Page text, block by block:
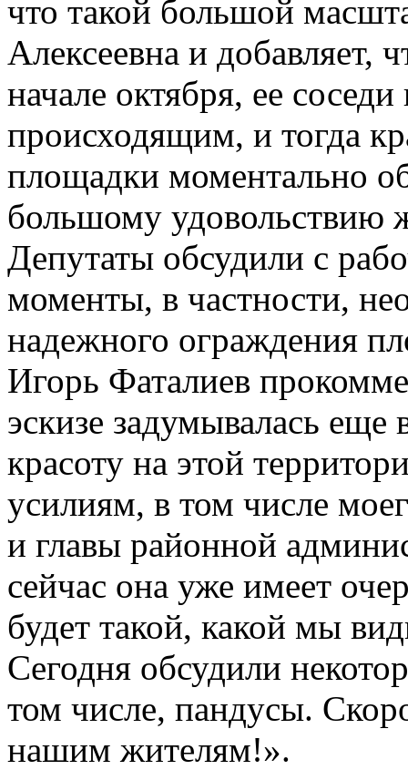
что такой большой
Алексеевна и добавляет,
начале октября, ее
происходящим, и тогда
площадки моментально
большому удовольствию
Депутаты обсудили с
моменты, в частности,
надежного ограждения
Игорь Фаталиев
эскизе задумывалась еще
красоту на этой
усилиям, в том числе
и главы районной
сейчас она уже имеет
будет такой, какой мы
Сегодня обсудили
том числе, пандусы.
нашим жителям!».